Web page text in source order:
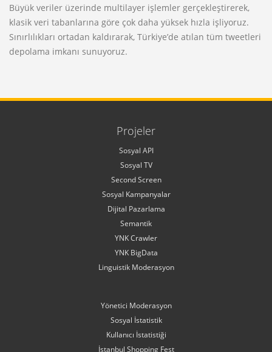
Büyük veriler üzerinde multilayer işlemler gerçekleştirerek,
klasik veri tabanlarına göre çok daha yüksek hızla işliyoruz.
Sınırlılıkları ortadan kaldırarak, Türkiye’de atılan tüm tweetleri
depolama imkanı sunuyoruz.
Projeler
Sosyal API
Sosyal TV
Second Screen
Sosyal Kampanyalar
Dijital Pazarlama
Semantik
YNK Crawler
YNK BigData
Linguistik Moderasyon
Yönetici Moderasyon
Sosyal İstatistik
Kullanıcı İstatistiği
İstanbul Shopping Fest